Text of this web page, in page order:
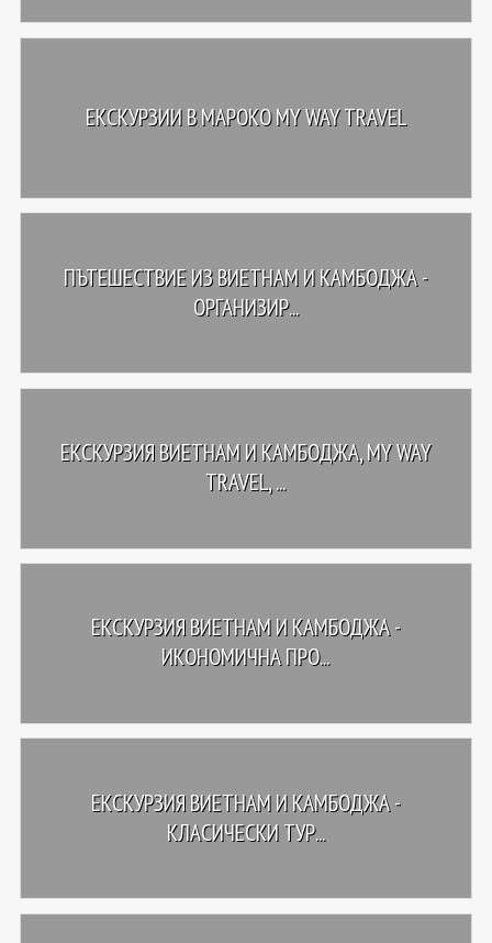
ЕКСКУРЗИИ В МАРОКО MY WAY TRAVEL
ПЪТЕШЕСТВИЕ ИЗ ВИЕТНАМ И КАМБОДЖА -
ОРГАНИЗИР...
ЕКСКУРЗИЯ ВИЕТНАМ И КАМБОДЖА, MY WAY
TRAVEL, ...
ЕКСКУРЗИЯ ВИЕТНАМ И КАМБОДЖА -
ИКОНОМИЧНА ПРО...
ЕКСКУРЗИЯ ВИЕТНАМ И КАМБОДЖА -
КЛАСИЧЕСКИ ТУР...